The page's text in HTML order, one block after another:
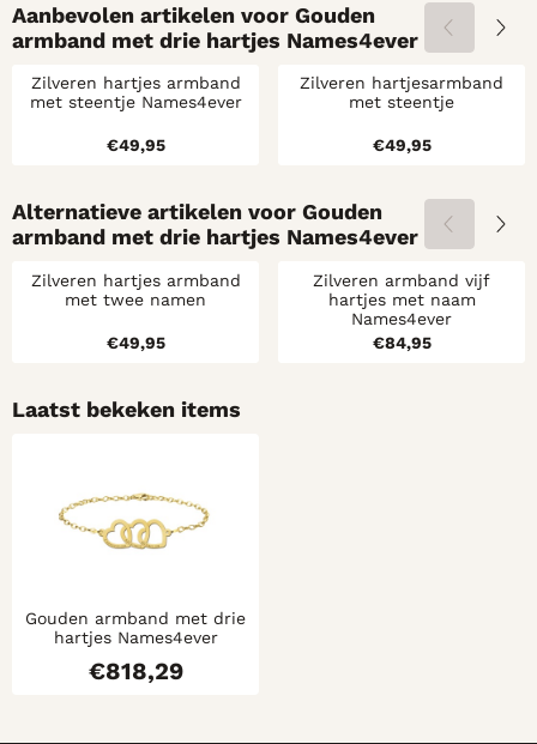
Aanbevolen artikelen voor Gouden
armband met drie hartjes Names4ever
Zilveren hartjes armband
met steentje Names4ever
Prijs: 49,95
€49,95
Zilveren hartjesarmband
met steentje
Prijs: 49,95
€49,95
Alternatieve artikelen voor Gouden
armband met drie hartjes Names4ever
Zilveren hartjes armband
met twee namen
Prijs: 49,95
€49,95
Zilveren armband vijf
hartjes met naam
Names4ever
Prijs: 84,95
€84,95
Laatst bekeken items
Gouden armband met drie
hartjes Names4ever
€818,29